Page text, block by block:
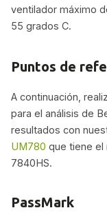
ventilador máximo
55 grados C.
Puntos de
A continuación,
para el análisis de
resultados con
UM780 que tiene el
7840HS.
PassMark